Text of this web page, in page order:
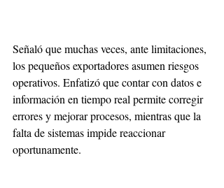
Señaló que muchas veces, ante limitaciones,
los pequeños exportadores asumen riesgos
operativos. Enfatizó que contar con datos e
información en tiempo real permite corregir
errores y mejorar procesos, mientras que la
falta de sistemas impide reaccionar
oportunamente.